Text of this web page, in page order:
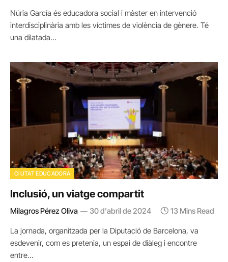
Núria García és educadora social i màster en intervenció
interdisciplinària amb les víctimes de violència de gènere. Té
una dilatada…
CIUTAT EDUCADORA
Inclusió, un viatge compartit
Milagros Pérez Oliva 30 d'abril de 2024 13 Mins Read
La jornada, organitzada per la Diputació de Barcelona, va
esdevenir, com es pretenia, un espai de diàleg i encontre
entre…